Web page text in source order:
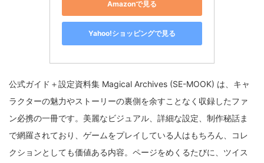
Amazonで見る
Yahoo!ショッピングで見る
公式ガイド＋設定資料集 Magical Archives (SE-MOOK) は、キャ
ラクターの魅力やストーリーの裏側を余すことなく収録したファ
ン必携の一冊です。美麗なビジュアル、詳細な設定、制作秘話ま
で網羅されており、ゲームをプレイしている人はもちろん、コレ
クションとしても価値ある内容。ページをめくるたびに、ツイス